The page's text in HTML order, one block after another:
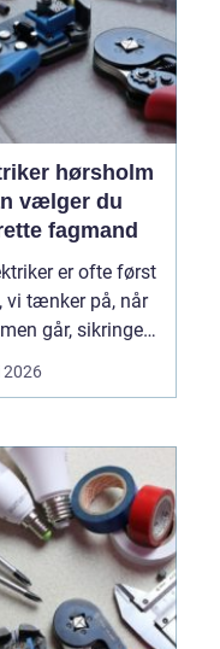
by
kan
...
hørsholm
vælger du
fagmand
er ofte først
vi tænker på, når
går, sikringen
eller vi står med
fejl på en
hvor
boliger er ældre,
bygger om eller
spiller en dygtig
2026